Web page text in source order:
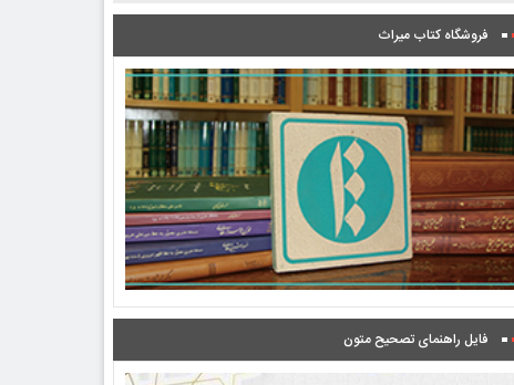
فروشگاه کتاب میراث
فایل راهنمای تصحیح متون